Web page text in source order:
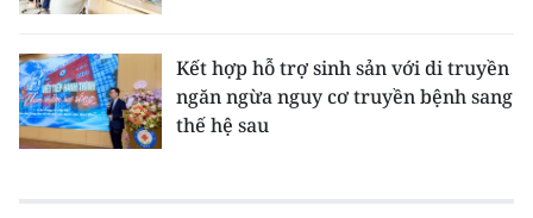
Kết hợp hỗ trợ sinh sản với di truyền
ngăn ngừa nguy cơ truyền bệnh sang
thế hệ sau